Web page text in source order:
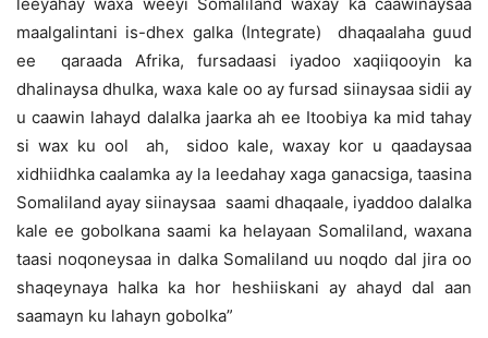
maalgalintani is-dhex galka (Integrate) dhaqaalaha guud
ee qaraada Afrika, fursadaasi iyadoo xaqiiqooyin ka
dhalinaysa dhulka, waxa kale oo ay fursad siinaysaa sidii ay
u caawin lahayd dalalka jaarka ah ee Itoobiya ka mid tahay
si wax ku ool ah, sidoo kale, waxay kor u qaadaysaa
xidhiidhka caalamka ay la leedahay xaga ganacsiga, taasina
Somaliland ayay siinaysaa saami dhaqaale, iyaddoo dalalka
kale ee gobolkana saami ka helayaan Somaliland, waxana
taasi noqoneysaa in dalka Somaliland uu noqdo dal jira oo
shaqeynaya halka ka hor heshiiskani ay ahayd dal aan
saamayn ku lahayn gobolka”